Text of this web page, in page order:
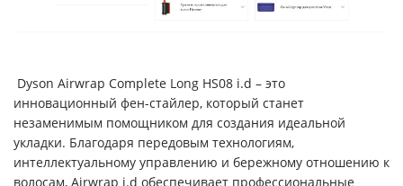
Dyson Airwrap Complete Long HS08 i.d – это
инновационный фен-стайлер, который станет
незаменимым помощником для создания идеальной
укладки. Благодаря передовым технологиям,
интеллектуальному управлению и бережному отношению к
волосам, Airwrap i.d обеспечивает профессиональные